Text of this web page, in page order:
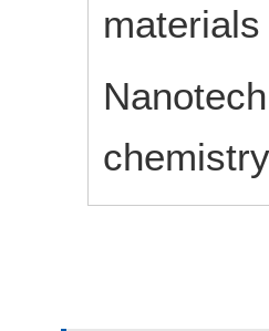
materials
chemistry